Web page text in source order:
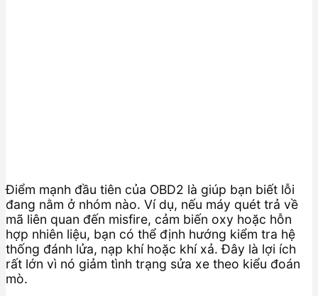
Điểm mạnh đầu tiên của OBD2 là giúp bạn biết lỗi
đang nằm ở nhóm nào. Ví dụ, nếu máy quét trả về
mã liên quan đến misfire, cảm biến oxy hoặc hỗn
hợp nhiên liệu, bạn có thể định hướng kiểm tra hệ
thống đánh lửa, nạp khí hoặc khí xả. Đây là lợi ích
rất lớn vì nó giảm tình trạng sửa xe theo kiểu đoán
mò.